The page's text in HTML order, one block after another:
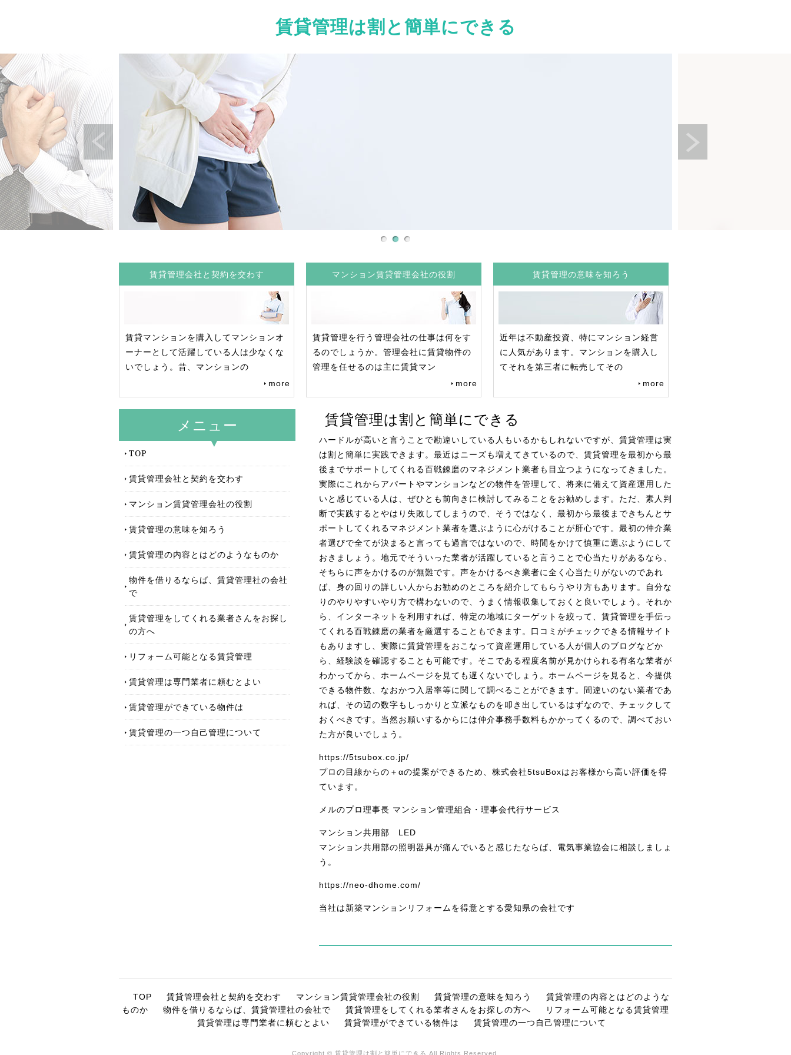
賃貸管理は割と簡単にできる
賃貸管理会社と契約を交わす
賃貸マンションを購入してマンションオ
ーナーとして活躍している人は少なくな
いでしょう。昔、マンションの
more
マンション賃貸管理会社の役割
賃貸管理を行う管理会社の仕事は何をす
るのでしょうか。管理会社に賃貸物件の
管理を任せるのは主に賃貸マン
more
賃貸管理の意味を知ろう
近年は不動産投資、特にマンション経営
に人気があります。マンションを購入し
てそれを第三者に転売してその
more
メニュー
TOP
賃貸管理会社と契約を交わす
マンション賃貸管理会社の役割
賃貸管理の意味を知ろう
賃貸管理の内容とはどのようなものか
物件を借りるならば、賃貸管理社の会社
で
賃貸管理をしてくれる業者さんをお探し
の方へ
リフォーム可能となる賃貸管理
賃貸管理は専門業者に頼むとよい
賃貸管理ができている物件は
賃貸管理の一つ自己管理について
賃貸管理は割と簡単にできる
ハードルが高いと言うことで勘違いしている人もいるかもしれないですが、賃貸管理は実
は割と簡単に実践できます。最近はニーズも増えてきているので、賃貸管理を最初から最
後までサポートしてくれる百戦錬磨のマネジメント業者も目立つようになってきました。
実際にこれからアパートやマンションなどの物件を管理して、将来に備えて資産運用した
いと感じている人は、ぜひとも前向きに検討してみることをお勧めします。ただ、素人判
断で実践するとやはり失敗してしまうので、そうではなく、最初から最後まできちんとサ
ポートしてくれるマネジメント業者を選ぶように心がけることが肝心です。最初の仲介業
者選びで全てが決まると言っても過言ではないので、時間をかけて慎重に選ぶようにして
おきましょう。地元でそういった業者が活躍していると言うことで心当たりがあるなら、
そちらに声をかけるのが無難です。声をかけるべき業者に全く心当たりがないのであれ
ば、身の回りの詳しい人からお勧めのところを紹介してもらうやり方もあります。自分な
りのやりやすいやり方で構わないので、うまく情報収集しておくと良いでしょう。それか
ら、インターネットを利用すれば、特定の地域にターゲットを絞って、賃貸管理を手伝っ
てくれる百戦錬磨の業者を厳選することもできます。口コミがチェックできる情報サイト
もありますし、実際に賃貸管理をおこなって資産運用している人が個人のブログなどか
ら、経験談を確認することも可能です。そこである程度名前が見かけられる有名な業者が
わかってから、ホームページを見ても遅くないでしょう。ホームページを見ると、今提供
できる物件数、なおかつ入居率等に関して調べることができます。間違いのない業者であ
れば、その辺の数字もしっかりと立派なものを叩き出しているはずなので、チェックして
おくべきです。当然お願いするからには仲介事務手数料もかかってくるので、調べておい
た方が良いでしょう。
https://5tsubox.co.jp/
プロの目線からの＋αの提案ができるため、株式会社5tsuBoxはお客様から高い評価を得
ています。
メルのプロ理事長 マンション管理組合・理事会代行サービス
マンション共用部 LED
マンション共用部の照明器具が痛んでいると感じたならば、電気事業協会に相談しましょ
う。
https://neo-dhome.com/
当社は新築マンションリフォームを得意とする愛知県の会社です
TOP 賃貸管理会社と契約を交わす マンション賃貸管理会社の役割 賃貸管理の意味を知ろう
賃貸管理の内容とはどのような
ものか
物件を借りるならば、賃貸管理社の会社で 賃貸管理をしてくれる業者さんをお探しの方へ
リフォーム可能となる賃貸管理
賃貸管理は専門業者に頼むとよい
賃貸管理ができている物件は 賃貸管理の一つ自己管理について
Copyright © 賃貸管理は割と簡単にできる All Rights Reserved.